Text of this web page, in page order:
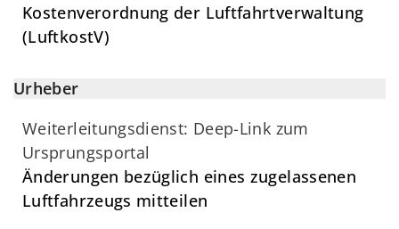
Kostenverordnung der Luftfahrtverwaltung
(LuftkostV)
Urheber
Weiterleitungsdienst: Deep-Link zum
Ursprungsportal
Änderungen bezüglich eines zugelassenen
Luftfahrzeugs mitteilen